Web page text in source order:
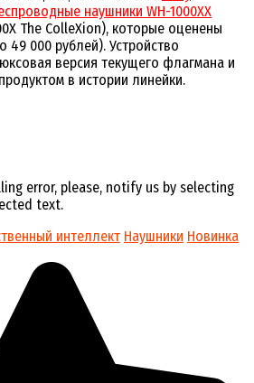
наушники WH-1000XX
The ColleXion), которые оценены
49 000 рублей). Устройство
версия текущего флагмана и
в истории линейки.
error, please, notify us by selecting
text.
интеллект Наушники Новинка